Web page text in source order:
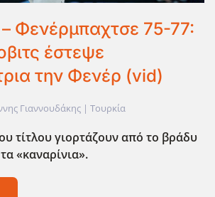
Φενέρμπαχτσε 75-77:
έστεψε
την Φενέρ (vid)
Γιαννουδάκης | Τουρκία
τίτλου γιορτάζουν από το βράδυ
«καναρίνια».